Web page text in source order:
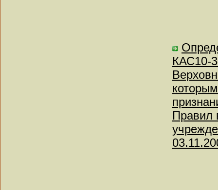
КАС10-
Правил